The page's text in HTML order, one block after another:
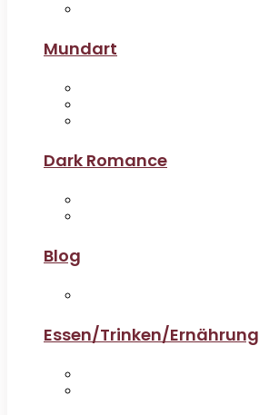
Mundart
Dark Romance
Blog
Essen/Trinken/Ernährung